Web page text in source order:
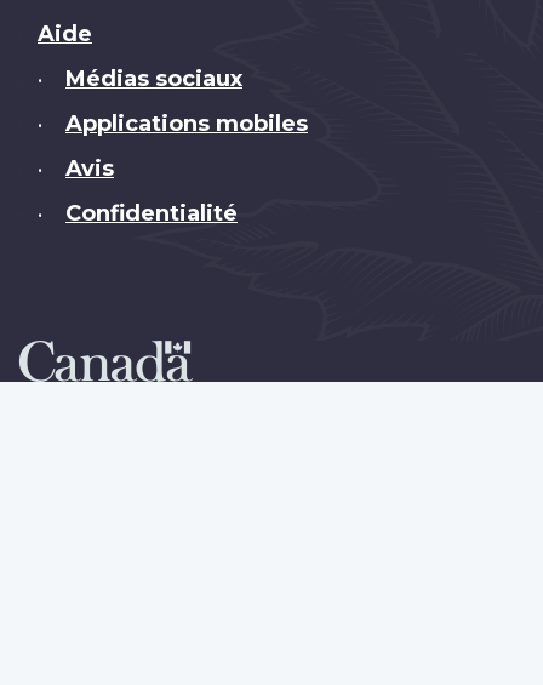
Brand
Aide
• Médias sociaux
• Applications mobiles
• Avis
• Confidentialité